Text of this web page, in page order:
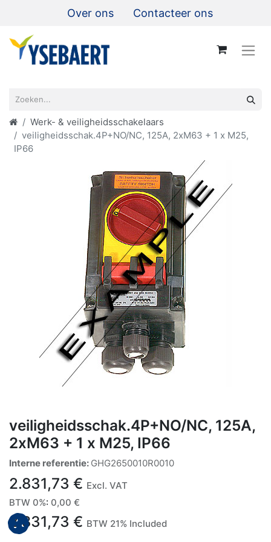
Over ons Contacteer ons
Werk- & veiligheidsschakelaars
veiligheidsschak.4P+NO/NC, 125A, 2xM63 + 1 x M25,
IP66
veiligheidsschak.4P+NO/NC, 125A,
2xM63 + 1 x M25, IP66
Interne referentie: GHG2650010R0010
2.831,73 € Excl. VAT
BTW 0%: 0,00 €
2.831,73 € BTW 21% Included